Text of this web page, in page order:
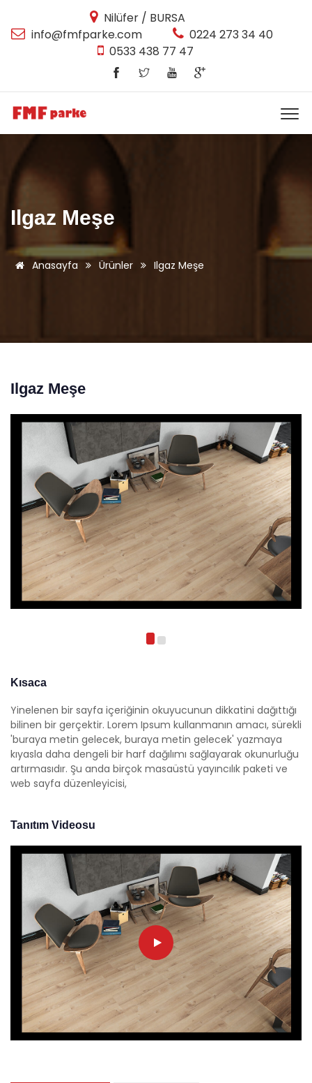
Nilüfer / BURSA
info@fmfparke.com
0224 273 34 40
0533 438 77 47
Ilgaz Meşe
Anasayfa Ürünler Ilgaz Meşe
Ilgaz Meşe
Kısaca
Yinelenen bir sayfa içeriğinin okuyucunun dikkatini dağıttığı
bilinen bir gerçektir. Lorem Ipsum kullanmanın amacı, sürekli
'buraya metin gelecek, buraya metin gelecek' yazmaya
kıyasla daha dengeli bir harf dağılımı sağlayarak okunurluğu
artırmasıdır. Şu anda birçok masaüstü yayıncılık paketi ve
web sayfa düzenleyicisi,
Tanıtım Videosu